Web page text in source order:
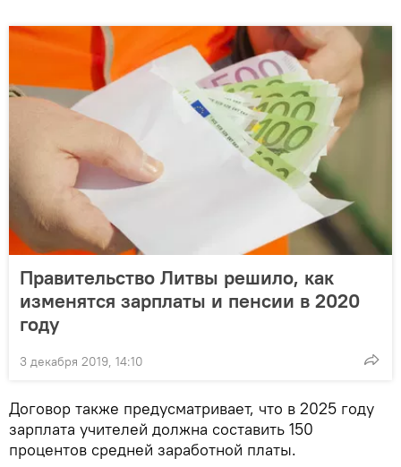
Правительство Литвы решило, как
изменятся зарплаты и пенсии в 2020
году
3 декабря 2019, 14:10
Договор также предусматривает, что в 2025 году
зарплата учителей должна составить 150
процентов средней заработной платы.